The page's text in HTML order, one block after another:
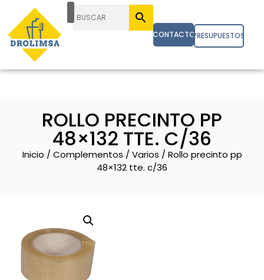
CONTACTOPRESUPUESTOS
ROLLO PRECINTO PP
48×132 TTE. C/36
Inicio / Complementos / Varios / Rollo precinto pp
48×132 tte. c/36